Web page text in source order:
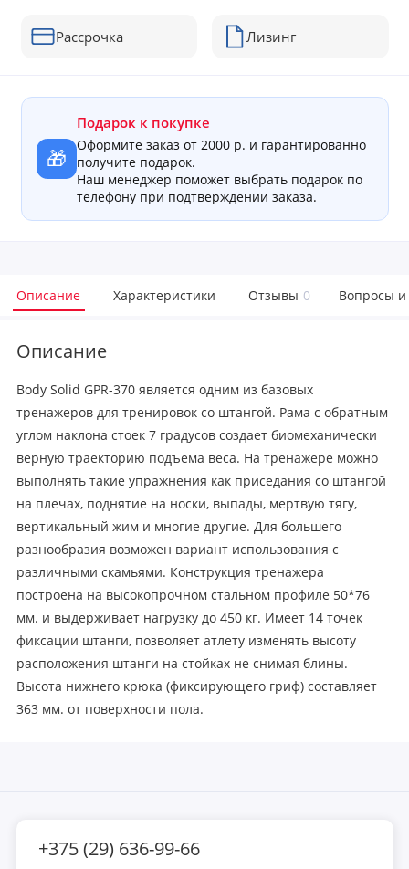
Рассрочка Лизинг
🎁
Подарок к покупке
Оформите заказ от 2000 р. и гарантированно
получите подарок.
Наш менеджер поможет выбрать подарок по
телефону при подтверждении заказа.
Описание Характеристики Отзывы 0 Вопросы и
Описание
Body Solid GPR-370 является одним из базовых
тренажеров для тренировок со штангой. Рама с обратным
углом наклона стоек 7 градусов создает биомеханически
верную траекторию подъема веса. На тренажере можно
выполнять такие упражнения как приседания со штангой
на плечах, поднятие на носки, выпады, мертвую тягу,
вертикальный жим и многие другие. Для большего
разнообразия возможен вариант использования с
различными скамьями. Конструкция тренажера
построена на высокопрочном стальном профиле 50*76
мм. и выдерживает нагрузку до 450 кг. Имеет 14 точек
фиксации штанги, позволяет атлету изменять высоту
расположения штанги на стойках не снимая блины.
Высота нижнего крюка (фиксирующего гриф) составляет
363 мм. от поверхности пола.
+375 (29) 636-99-66